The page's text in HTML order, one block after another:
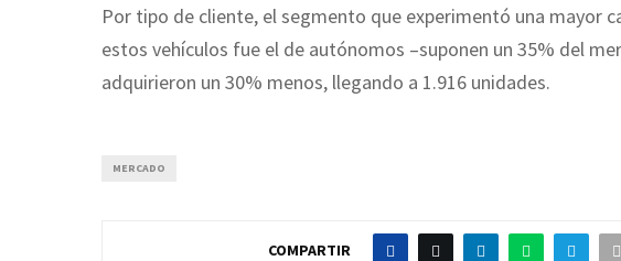
Por tipo de cliente, el segmento que experimentó una mayor
estos vehículos fue el de autónomos –suponen un 35% del
adquirieron un 30% menos, llegando a 1.916 unidades.
MERCADO
COMPARTIR